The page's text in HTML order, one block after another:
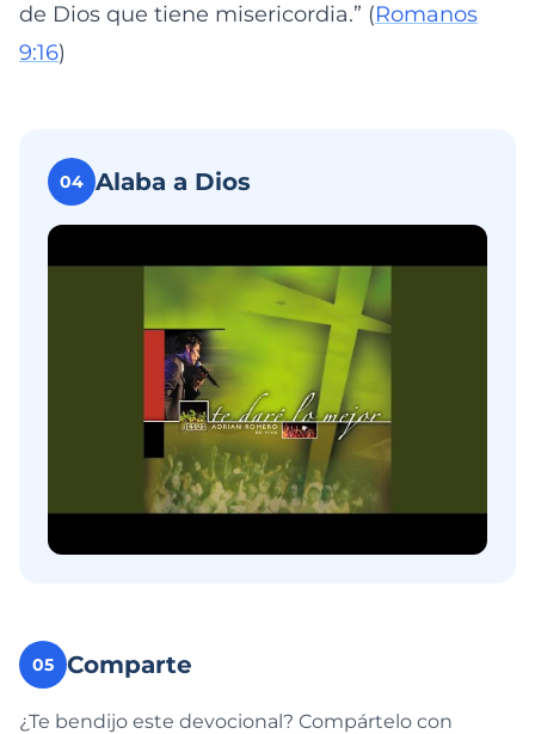
de Dios que tiene misericordia.” (Romanos
9:16)
04 Alaba a Dios
05 Comparte
¿Te bendijo este devocional? Compártelo con